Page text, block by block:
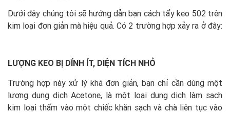
Dưới đây chúng tôi sẽ hướng dẫn bạn cách tẩy keo 502 trên
kim loại đơn giản mà hiệu quả. Có 2 trường hợp xảy ra ở đây:
LƯỢNG KEO BỊ DÍNH ÍT, DIỆN TÍCH NHỎ
Trường hợp này xử lý khá đơn giản, bạn chỉ cần dùng một
lượng dung dịch Acetone, là một loại dung dịch làm sạch
kim loại thấm vào một chiếc khăn sạch và chà liên tục vào